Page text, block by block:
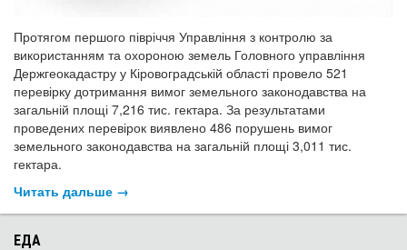
Протягом першого півріччя Управління з контролю за
використанням та охороною земель Головного управління
Держгеокадастру у Кіровоградській області провело 521
перевірку дотримання вимог земельного законодавства на
загальній площі 7,216 тис. гектара. За результатами
проведених перевірок виявлено 486 порушень вимог
земельного законодавства на загальній площі 3,011 тис.
гектара.
Читать дальше →
ЕДА